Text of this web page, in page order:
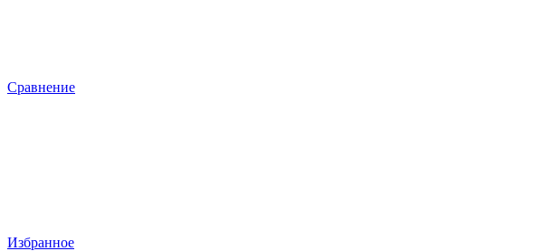
Сравнение
Избранное